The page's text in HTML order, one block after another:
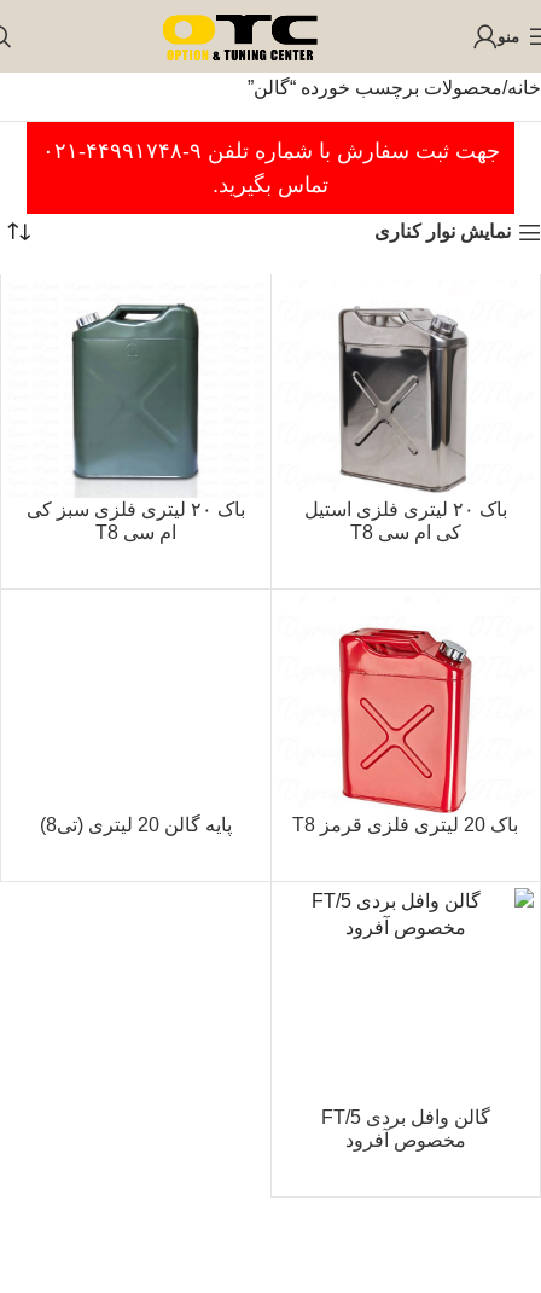
منو
خانه محصولات برچسب خورده “گالن”
جهت ثبت سفارش با شماره تلفن ۹-۴۴۹۹۱۷۴۸-۰۲۱
تماس بگیرید.
نمایش نوار کناری
باک ۲۰ لیتری فلزی استیل
کی ام سی T8
باک ۲۰ لیتری فلزی سبز کی
ام سی T8
باک 20 لیتری فلزی قرمز T8 پایه گالن 20 لیتری (تی8)
گالن وافل بردی FT/5
مخصوص آفرود